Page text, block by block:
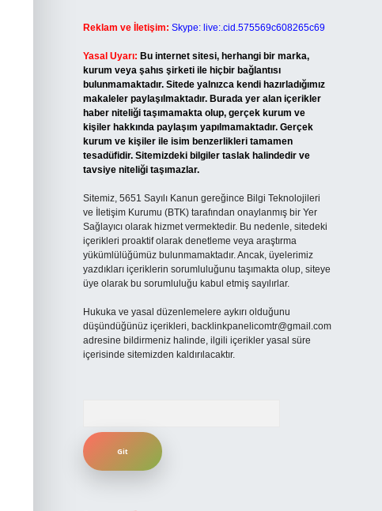
Reklam ve İletişim: Skype: live:.cid.575569c608265c69
Yasal Uyarı: Bu internet sitesi, herhangi bir marka,
kurum veya şahıs şirketi ile hiçbir bağlantısı
bulunmamaktadır. Sitede yalnızca kendi hazırladığımız
makaleler paylaşılmaktadır. Burada yer alan içerikler
haber niteliği taşımamakta olup, gerçek kurum ve
kişiler hakkında paylaşım yapılmamaktadır. Gerçek
kurum ve kişiler ile isim benzerlikleri tamamen
tesadüfidir. Sitemizdeki bilgiler taslak halindedir ve
tavsiye niteliği taşımazlar.
Sitemiz, 5651 Sayılı Kanun gereğince Bilgi Teknolojileri
ve İletişim Kurumu (BTK) tarafından onaylanmış bir Yer
Sağlayıcı olarak hizmet vermektedir. Bu nedenle, sitedeki
içerikleri proaktif olarak denetleme veya araştırma
yükümlülüğümüz bulunmamaktadır. Ancak, üyelerimiz
yazdıkları içeriklerin sorumluluğunu taşımakta olup, siteye
üye olarak bu sorumluluğu kabul etmiş sayılırlar.
Hukuka ve yasal düzenlemelere aykırı olduğunu
düşündüğünüz içerikleri, backlinkpanelicomtr@gmail.com
adresine bildirmeniz halinde, ilgili içerikler yasal süre
içerisinde sitemizden kaldırılacaktır.